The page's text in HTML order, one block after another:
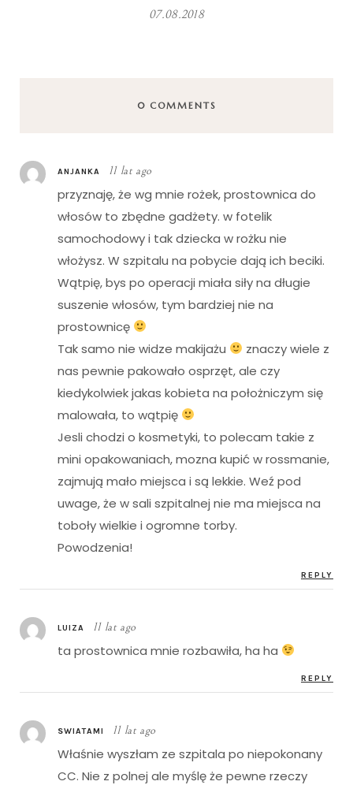
07.08.2018
0 COMMENTS
ANJANKA 11 lat ago
przyznaję, że wg mnie rożek, prostownica do
włosów to zbędne gadżety. w fotelik
samochodowy i tak dziecka w rożku nie
włożysz. W szpitalu na pobycie dają ich beciki.
Wątpię, bys po operacji miała siły na długie
suszenie włosów, tym bardziej nie na
prostownicę
Tak samo nie widze makijażu
znaczy wiele z
nas pewnie pakowało osprzęt, ale czy
kiedykolwiek jakas kobieta na położniczym się
malowała, to wątpię
Jesli chodzi o kosmetyki, to polecam takie z
mini opakowaniach, mozna kupić w rossmanie,
zajmują mało miejsca i są lekkie. Weź pod
uwage, że w sali szpitalnej nie ma miejsca na
toboły wielkie i ogromne torby.
Powodzenia!
REPLY
LUIZA 11 lat ago
ta prostownica mnie rozbawiła, ha ha
REPLY
SWIATAMI 11 lat ago
Właśnie wyszłam ze szpitala po niepokonany
CC. Nie z polnej ale myślę że pewne rzeczy